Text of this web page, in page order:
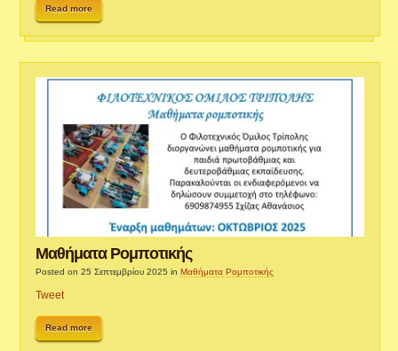
Read more
Μαθήματα Ρομποτικής
Posted on 25 Σεπτεμβρίου 2025 in Μαθήματα Ρομποτικής
Tweet
Read more